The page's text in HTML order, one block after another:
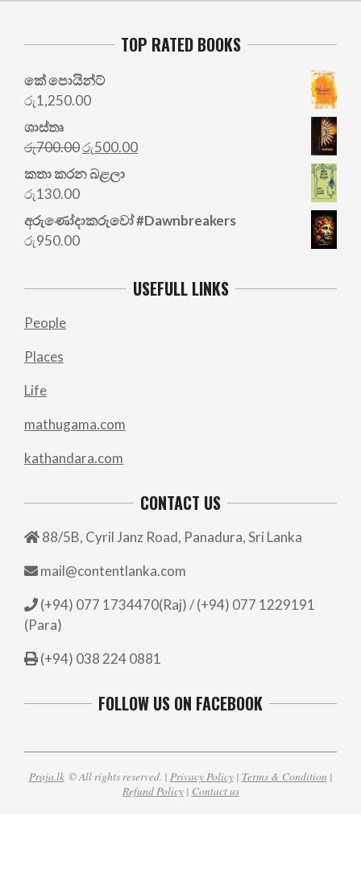
TOP RATED BOOKS
කේ පොයින්ට්
රු1,250.00
ශාස්තෘ
රු700.00Original
price
was:
රු500.00Current
කතා කරන බළලා
රු130.00
අරු‍ණෝදාකරුවෝ #Dawnbreakers
රු950.00
USEFULL LINKS
People
Places
Life
mathugama.com
kathandara.com
CONTACT US
88/5B, Cyril Janz Road, Panadura, Sri Lanka
mail@contentlanka.com
(+94) 077 1734470(Raj) / (+94) 077 1229191
(Para)
(+94) 038 224 0881
FOLLOW US ON FACEBOOK
Praja.lk© All rights reserved. | Privacy Policy| Terms & Condition |
Refund Policy| Contact us